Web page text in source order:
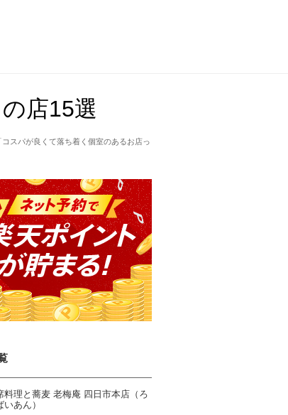
店15選
スパが良くて落ち着く個室のあるお店っ
料理と蕎麦 老梅庵 四日市本店（ろ
いあん）